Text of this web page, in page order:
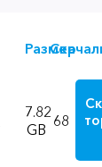
Размер
7.82
GB 68